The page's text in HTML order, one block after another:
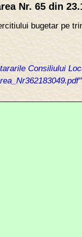
Nr. 65 din
bugetar pe
Consiliului